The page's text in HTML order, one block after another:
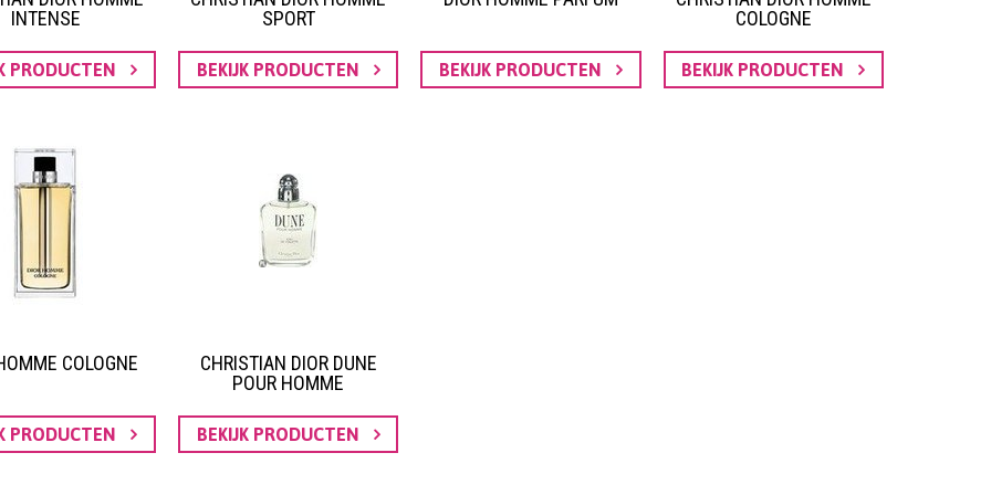
INTENSE
PRODUCTEN
SPORT
BEKIJK PRODUCTEN BEKIJK PRODUCTEN
COLOGNE
BEKIJK PRODUCTEN
COLOGNE
PRODUCTEN
CHRISTIAN DIOR DUNE
POUR HOMME
BEKIJK PRODUCTEN